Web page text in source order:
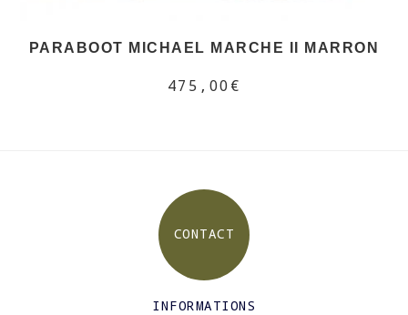
PARABOOT MICHAEL MARCHE II MARRON
475,00€
CONTACT
INFORMATIONS